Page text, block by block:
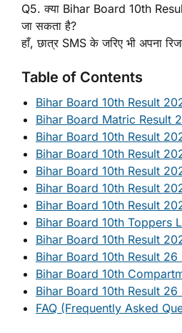
Q5. क्या Bihar Board 10th
जा सकता है?
हाँ, छात्र SMS के जरिए भी अपना
Table of Contents
Bihar Board 10th Result
Bihar Board Matric Result
Bihar Board 10th Result
Bihar Board 10th Result
Bihar Board 10th Result
Bihar Board 10th Result
Bihar Board 10th Result
Bihar Board 10th Toppers
Bihar Board 10th Result
Bihar Board 10th Result 26
Bihar Board 10th
Bihar Board 10th Result
FAQ (Frequently Asked